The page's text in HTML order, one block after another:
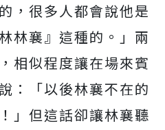
，很多人都會說他是
林襄』這種的。」兩
相似程度讓在場來賓
：「以後林襄不在的
」但這話卻讓林襄聽